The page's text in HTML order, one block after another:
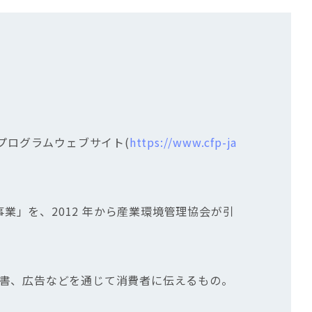
ログラムウェブサイト(https://www.cfp-ja
」を、2012 年から産業環境管理協会が引
広告などを通じて消費者に伝えるもの。